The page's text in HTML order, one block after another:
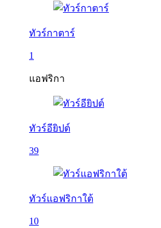
ทัวร์กาตาร์
1
แอฟริกา
ทัวร์อียิปต์
39
ทัวร์แอฟริกาใต้
10